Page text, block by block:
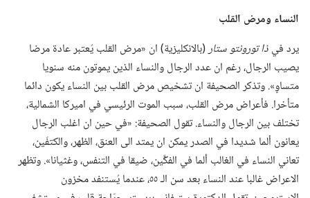
النساء ومرض القلب
يرد فيذا تورونتو ستار‏(‏بالانكليزية)‏ ان «مرض القلب يُعتبر عادة مرضا
يصيب الرجال،‏ رغم ان عدد الرجال والنساء الذين يموتون منه سنويا
متساوٍ».‏ وتذكر الصحيفة ان تشخيص مرض القلب بين النساء يكون دائما
متأخرا.‏ فأعراض مرض القلب،‏ سبب الموت الرئيسي في اميركا الشمالية،‏
تختلف بين الرجال والنساء.‏ تقول الصحيفة:‏ «في حين ان اغلب الرجال
يعانون ألما شديدا في الصدر يمكن ان يمتد الى العنق،‏ الظهر،‏ والكتفَين،‏
تعاني النساء في الغالب ألما في الفكَّين،‏ ضيقا في التنفس،‏ وغثيانا».‏ وتظهر
الاعراض غالبا عند النساء بعد سن الـ‍ ٥٥،‏ عندما يُستنفد مخزون